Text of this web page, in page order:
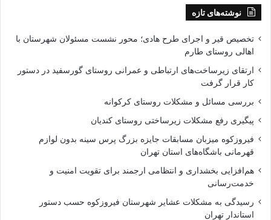
نوشته‌های تازه
تخصیص قیر و اجرای طرح هادی؛ محور نشست مسئولان شهرستان با
اهالی روستای طارم
ارتقای زیرساخت‌های ارتباطی و عمرانی روستای گورسفید در دستور
کار قرار گرفت
بررسی مسائل و مشکلات روستای کرکوانه
پیگیری رفع مشکلات زیرساختی روستای کندیان
فیروزکوه میزبان مسابقات جایزه بزرگ پرس سینه بدون لوازم
قهرمانی باشگاه‌های استان تهران
هم‌افزایی بخشداری و انتظامی ارجمند برای تقویت امنیت و
خدمت‌رسانی
رسیدگی به مشکلات عشایر شهرستان فیروزکوه حسب دستور
استاندار تهران